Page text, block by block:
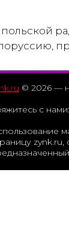
© 2026 —
с нами: